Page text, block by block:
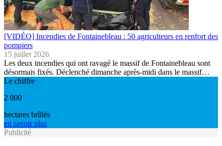
[VIDÉO] Incendies de Fontainebleau : 50 agriculteurs en renfort des
pompiers
15 juillet 2026
Les deux incendies qui ont ravagé le massif de Fontainebleau sont
désormais fixés. Déclenché dimanche après-midi dans le massif…
Le chiffre
2 000
hectares brûlés
en savoir plus
Publicité